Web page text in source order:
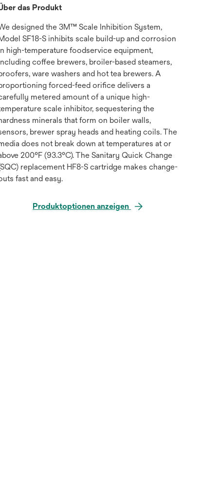
das Produkt
designed the 3M™ Scale Inhibition System,
SF18-S inhibits scale build-up and corrosion
high-temperature foodservice equipment,
coffee brewers, broiler-based steamers,
ware washers and hot tea brewers. A
forced-feed orifice delivers a
metered amount of a unique high-
scale inhibitor, sequestering the
minerals that form on boiler walls,
brewer spray heads and heating coils. The
does not break down at temperatures at or
200°F (93.3°C). The Sanitary Quick Change
replacement HF8-S cartridge makes change-
fast and easy.
Produktoptionen anzeigen